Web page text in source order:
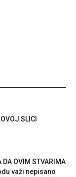
SLICI
DA OVIM STVARIMA
važi nepisano